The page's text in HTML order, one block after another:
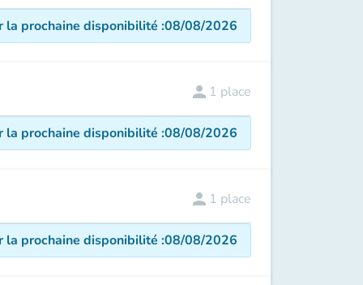
la prochaine disponibilité :08/08/2026
person 1 place
la prochaine disponibilité :08/08/2026
person 1 place
la prochaine disponibilité :08/08/2026